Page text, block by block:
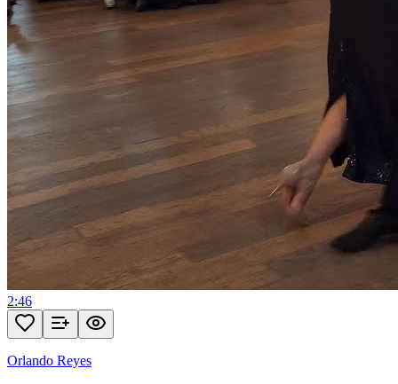
2:46
Orlando Reyes